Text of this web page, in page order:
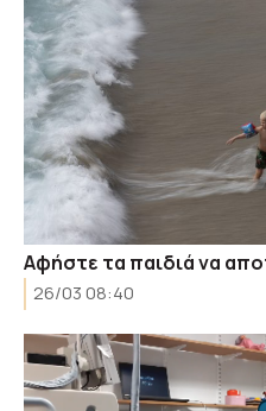
Αφήστε τα παιδιά να
26/03 08:40